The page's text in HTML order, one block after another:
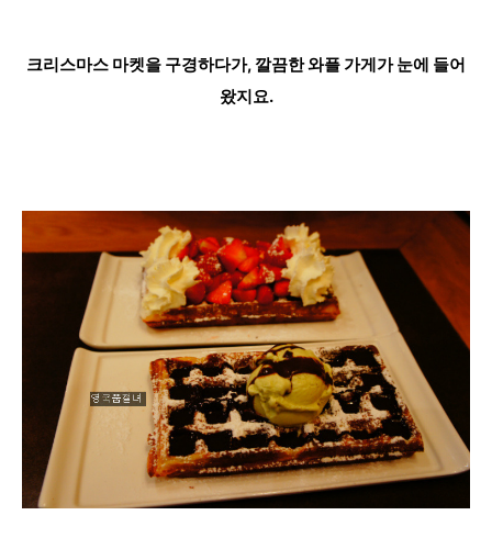
크리스마스 마켓을 구경하다가, 깔끔한 와플 가게가 눈에 들어
왔지요.